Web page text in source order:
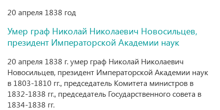
20 апреля 1838 год
Умер граф Николай Николаевич Новосильцев,
президент Императорской Академии наук
20 апреля 1838 г. умер граф Николай Николаевич
Новосильцев, президент Императорской Академии наук
в 1803-1810 гг., председатель Комитета министров в
1832-1838 гг., председатель Государственного совета в
1834-1838 гг.